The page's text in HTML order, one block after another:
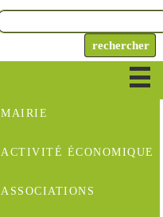
MAIRIE
ACTIVITÉ ÉCONOMIQUE
ASSOCIATIONS